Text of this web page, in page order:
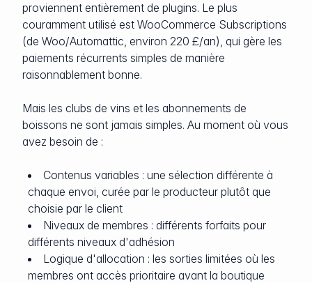
proviennent entièrement de plugins. Le plus
couramment utilisé est WooCommerce Subscriptions
(de Woo/Automattic, environ 220 £/an), qui gère les
paiements récurrents simples de manière
raisonnablement bonne.
Mais les clubs de vins et les abonnements de
boissons ne sont jamais simples. Au moment où vous
avez besoin de :
Contenus variables : une sélection différente à
chaque envoi, curée par le producteur plutôt que
choisie par le client
Niveaux de membres : différents forfaits pour
différents niveaux d'adhésion
Logique d'allocation : les sorties limitées où les
membres ont accès prioritaire avant la boutique